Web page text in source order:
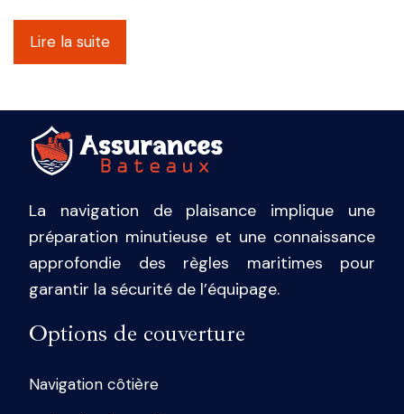
Lire la suite
La navigation de plaisance implique une
préparation minutieuse et une connaissance
approfondie des règles maritimes pour
garantir la sécurité de l’équipage.
Options de couverture
Navigation côtière